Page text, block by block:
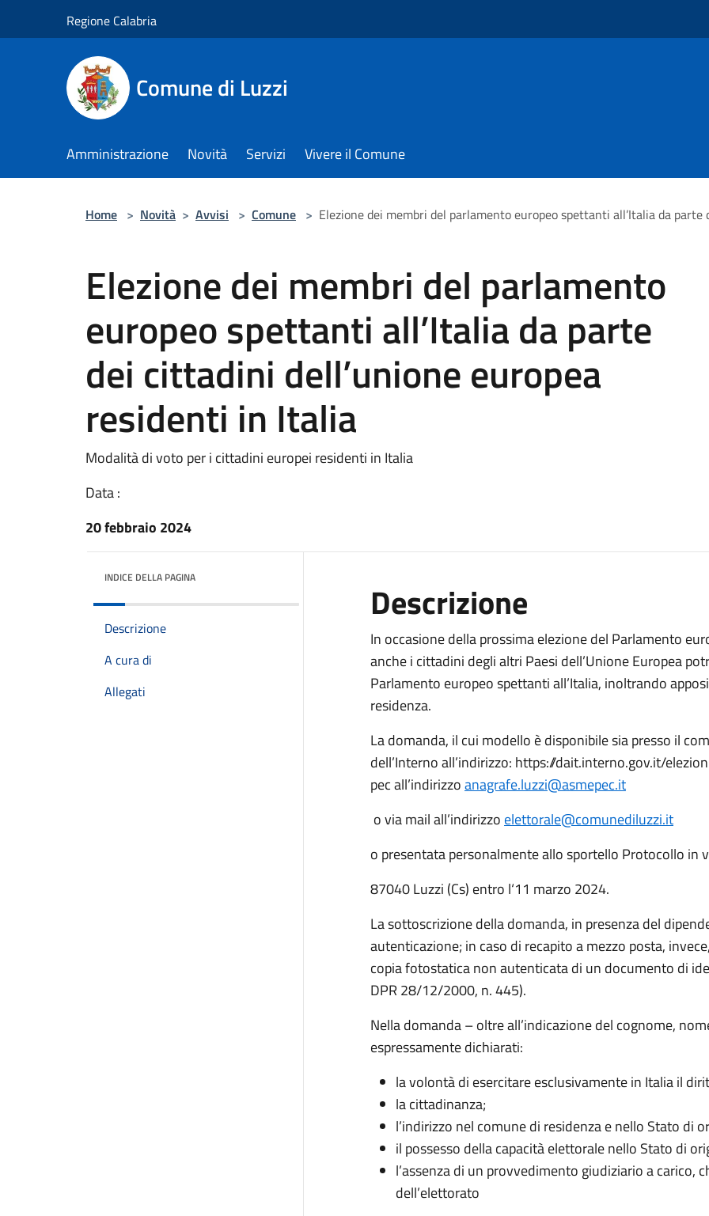
Regione Calabria
Comune di Luzzi
Amministrazione Novità Servizi Vivere il Comune
Home > Novità > Avvisi > Comune > Elezione dei membri del parlamento europeo spettanti all’Italia da
Elezione dei membri del parlamento
europeo spettanti all’Italia da parte
dei cittadini dell’unione europea
residenti in Italia
Modalità di voto per i cittadini europei residenti in Italia
Data :
20 febbraio 2024
INDICE DELLA PAGINA
Descrizione
A cura di
Allegati
Descrizione
In occasione della prossima elezione del Parlamento
anche i cittadini degli altri Paesi dell’Unione Europea
Parlamento europeo spettanti all’Italia, inoltrando
residenza.
La domanda, il cui modello è disponibile sia presso il
dell’Interno all’indirizzo: https://dait.interno.gov.it/
pec all’indirizzoanagrafe.luzzi@asmepec.it
o via mail all’indirizzo elettorale@comunediluzzi.it
o presentata personalmente allo sportello Protocollo in
87040 Luzzi (Cs) entro l‘11 marzo 2024.
La sottoscrizione della domanda, in presenza del
autenticazione; in caso di recapito a mezzo posta,
copia fotostatica non autenticata di un documento di
DPR 28/12/2000, n. 445).
Nella domanda – oltre all’indicazione del cognome,
espressamente dichiarati:
la volontà di esercitare esclusivamente in Italia il
la cittadinanza;
l’indirizzo nel comune di residenza e nello Stato di
il possesso della capacità elettorale nello Stato di
l’assenza di un provvedimento giudiziario a carico,
dell’elettorato